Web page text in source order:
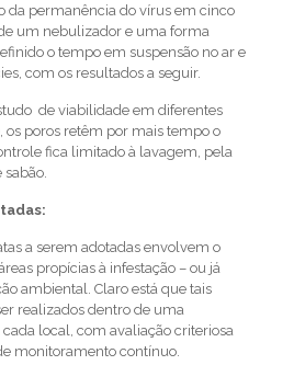
da permanência do vírus em cinco
um nebulizador e uma forma
o tempo em suspensão no ar e
com os resultados a seguir.
de viabilidade em diferentes
os poros retêm por mais tempo o
fica limitado à lavagem, pela
a serem adotadas envolvem o
propícias à infestação – ou já
ambiental. Claro está que tais
realizados dentro de uma
local, com avaliação criteriosa
monitoramento contínuo.